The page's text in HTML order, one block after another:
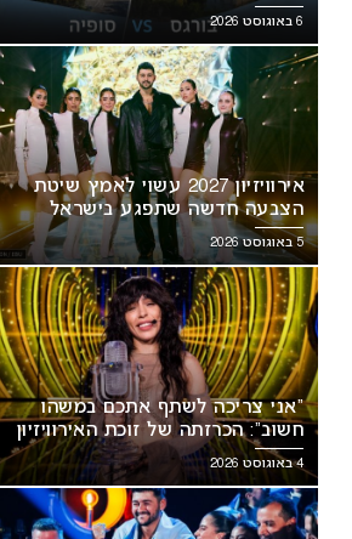
6 באוגוסט 2026
אירוויזיון 2027 עשוי לאמץ שיטת
הצבעה חדשה שתפגע בישראל
5 באוגוסט 2026
“אני צריכה לשתף אתכם במשהו
חשוב”: הכרזתה של זוכת האירוויזיון
מסעירה את הרשת
4 באוגוסט 2026